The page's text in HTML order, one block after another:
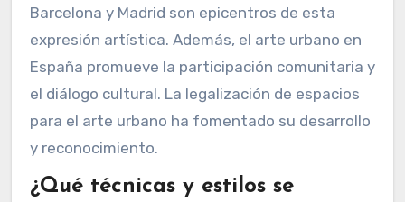
Barcelona y Madrid son epicentros de esta
expresión artística. Además, el arte urbano en
España promueve la participación comunitaria y
el diálogo cultural. La legalización de espacios
para el arte urbano ha fomentado su desarrollo
y reconocimiento.
¿Qué técnicas y estilos se